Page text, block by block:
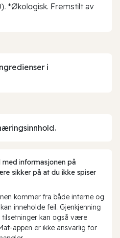
*Økologisk. Fremstilt av
i
informasjonen på
sikker på at du ikke spiser
kommer fra både interne og
inneholde feil. Gjenkjenning
tilsetninger kan også være
appen er ikke ansvarlig for